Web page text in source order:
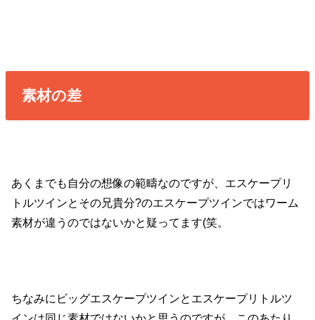
素材の差
あくまでも自分の想像の範疇なのですが、エスケープリ
トルツインとその兄貴分?のエスケープツインではワーム
素材が違うのではないかと疑ってます(笑。
ちなみにビッグエスケープツインとエスケープリトルツ